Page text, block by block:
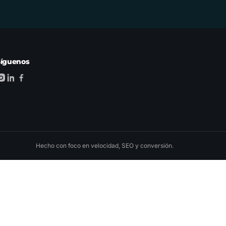
Hecho con foco en velocidad, SEO y conversión.